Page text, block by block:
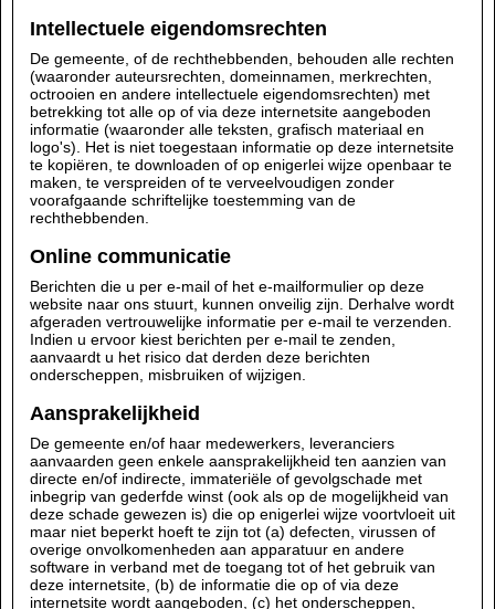
Intellectuele eigendomsrechten
De gemeente, of de rechthebbenden, behouden alle rechten
(waaronder auteursrechten, domeinnamen, merkrechten,
octrooien en andere intellectuele eigendomsrechten) met
betrekking tot alle op of via deze internetsite aangeboden
informatie (waaronder alle teksten, grafisch materiaal en
logo's). Het is niet toegestaan informatie op deze internetsite
te kopiëren, te downloaden of op enigerlei wijze openbaar te
maken, te verspreiden of te verveelvoudigen zonder
voorafgaande schriftelijke toestemming van de
rechthebbenden.
Online communicatie
Berichten die u per e-mail of het e-mailformulier op deze
website naar ons stuurt, kunnen onveilig zijn. Derhalve wordt
afgeraden vertrouwelijke informatie per e-mail te verzenden.
Indien u ervoor kiest berichten per e-mail te zenden,
aanvaardt u het risico dat derden deze berichten
onderscheppen, misbruiken of wijzigen.
Aansprakelijkheid
De gemeente en/of haar medewerkers, leveranciers
aanvaarden geen enkele aansprakelijkheid ten aanzien van
directe en/of indirecte, immateriële of gevolgschade met
inbegrip van gederfde winst (ook als op de mogelijkheid van
deze schade gewezen is) die op enigerlei wijze voortvloeit uit
maar niet beperkt hoeft te zijn tot (a) defecten, virussen of
overige onvolkomenheden aan apparatuur en andere
software in verband met de toegang tot of het gebruik van
deze internetsite, (b) de informatie die op of via deze
internetsite wordt aangeboden, (c) het onderscheppen,